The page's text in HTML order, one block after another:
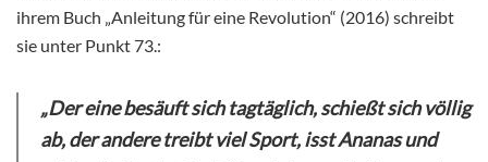
ihrem Buch „Anleitung für eine Revolution“ (2016) schreibt
sie unter Punkt 73.:
„Der eine besäuft sich tagtäglich, schießt sich völlig
ab, der andere treibt viel Sport, isst Ananas und